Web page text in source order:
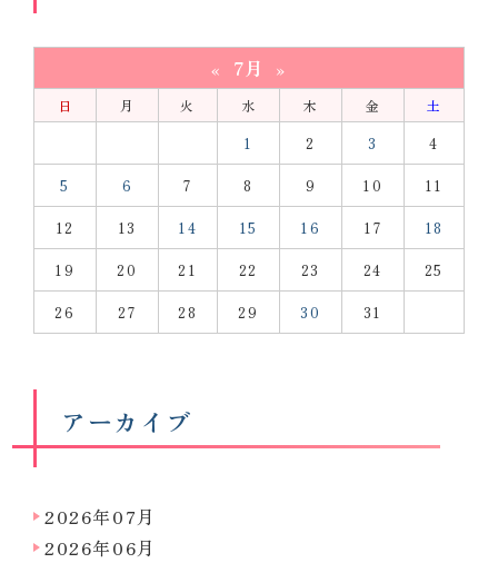
« 7月 »
日 月 火 水 木 金
土
1
2 3 4
5 6 7 8 9 10 11
12 13 14 15 16 17 18
19 20 21 22 23 24 25
26 27 28 29 30 31
アーカイブ
2026年07月
2026年06月